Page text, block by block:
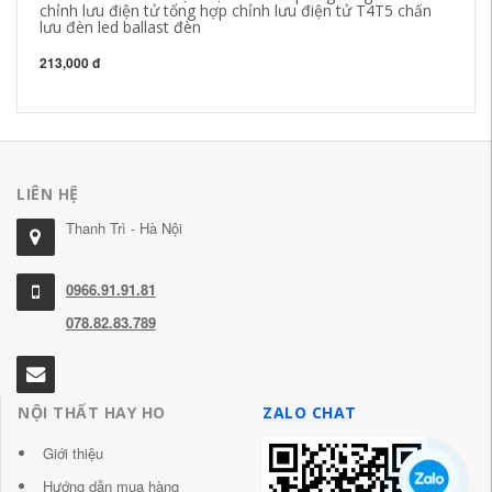
chỉnh lưu điện tử tổng hợp chỉnh lưu điện tử T4T5 chấn
lưu đèn led ballast đèn
213,000 đ
LIÊN HỆ
Thanh Trì - Hà Nội
0966.91.91.81
078.82.83.789
NỘI THẤT HAY HO
Giới thiệu
Hướng dẫn mua hàng
ZALO CHAT